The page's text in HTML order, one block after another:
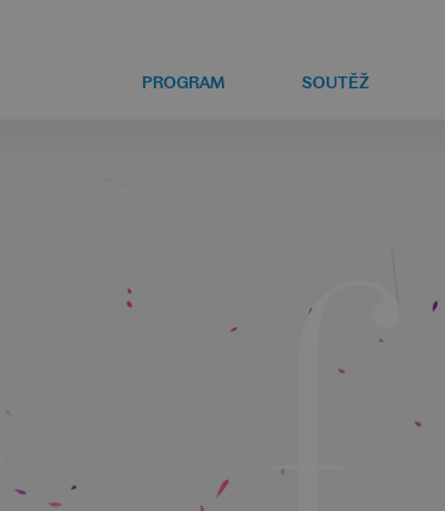
PROGRAM SOUTĚŽ